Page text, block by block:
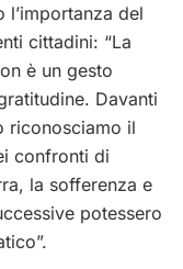
del
cittadini: “La
è un gesto
. Davanti
riconosciamo il
confronti di
la sofferenza e
potessero
”.